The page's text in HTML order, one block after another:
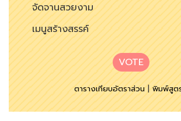
จัดจานสวยงาม
เมนูสร้างสรรค์
VOTE
ตารางเทียบอัตราส่วน|พิมพ์สูต